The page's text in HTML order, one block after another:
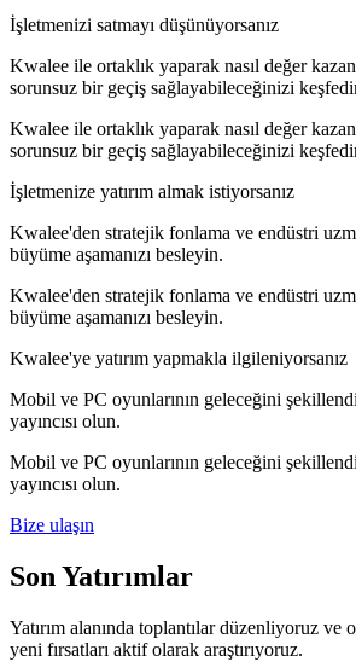
İşletmenizi satmayı düşünüyorsanız
Kwalee ile ortaklık yaparak nasıl değer
sorunsuz bir geçiş sağlayabileceğinizi
Kwalee ile ortaklık yaparak nasıl değer
sorunsuz bir geçiş sağlayabileceğinizi
İşletmenize yatırım almak istiyorsanız
Kwalee'den stratejik fonlama ve endüstri
büyüme aşamanızı besleyin.
Kwalee'den stratejik fonlama ve endüstri
büyüme aşamanızı besleyin.
Kwalee'ye yatırım yapmakla ilgileniyorsanız
Mobil ve PC oyunlarının geleceğini
yayıncısı olun.
Mobil ve PC oyunlarının geleceğini
yayıncısı olun.
Bize ulaşın
Son Yatırımlar
Yatırım alanında toplantılar düzenliyoruz
yeni fırsatları aktif olarak araştırıyoruz.